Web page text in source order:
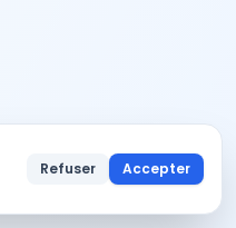
Refuser Accepter